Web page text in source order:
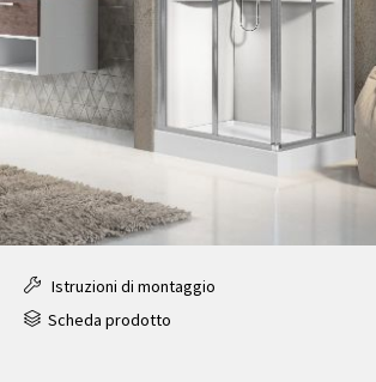
Istruzioni di montaggio
Scheda prodotto